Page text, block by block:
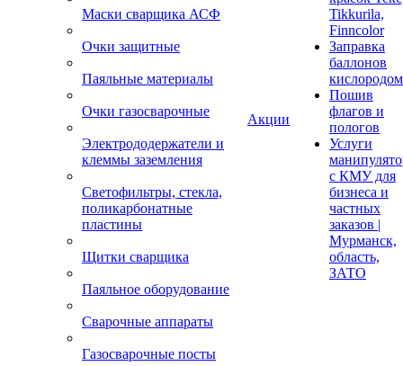
Маски сварщика АСФ
Очки защитные
Паяльные материалы
Очки газосварочные
Электрододержатели и
клеммы заземления
Светофильтры, стекла,
поликарбонатные
пластины
Щитки сварщика
Паяльное оборудование
Сварочные аппараты
Газосварочные посты
Акции
Tikkurila,
Finncolor
Заправка
баллонов
кислородом
Пошив
флагов и
пологов
Услуги
с КМУ для
бизнеса и
частных
заказов |
Мурманск,
область,
ЗАТО